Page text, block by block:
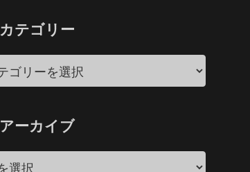
カテゴリー
アーカイブ